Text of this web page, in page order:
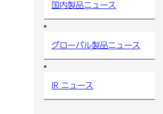
国内製品ニュース
グローバル製品ニュース
IR ニュース